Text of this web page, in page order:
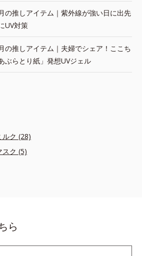
の推しアイテム｜紫外線が強い日に出先
UV対策
の推しアイテム｜夫婦でシェア！ここち
ぶらとり紙」発想UVジェル
ク (28)
ク (5)
ら